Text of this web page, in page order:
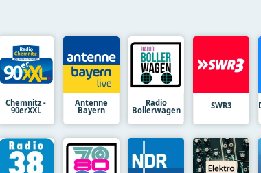
Chemnitz -
90erXXL
Antenne
Bayern
Radio
Bollerwagen SWR3